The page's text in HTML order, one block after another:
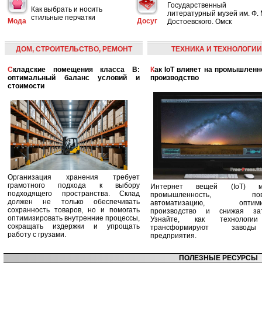
Мода
Как выбрать и носить
стильные перчатки
Досуг
Государственный
литературный музей им. Ф.
Достоевского. Омск
ДОМ, СТРОИТЕЛЬСТВО, РЕМОНТ
Складские помещения класса B:
оптимальный баланс условий и
стоимости
Организация хранения требует
грамотного подхода к выбору
подходящего пространства. Склад
должен не только обеспечивать
сохранность товаров, но и помогать
оптимизировать внутренние процессы,
сокращать издержки и упрощать
работу с грузами.
ТЕХНИКА И ТЕХНОЛОГИИ
Как IoT влияет на промышленность и
производство
Интернет вещей (IoT)
промышленность,
автоматизацию,
производство и снижая
Узнайте, как
трансформируют
предприятия.
ПОЛЕЗНЫЕ РЕСУРСЫ